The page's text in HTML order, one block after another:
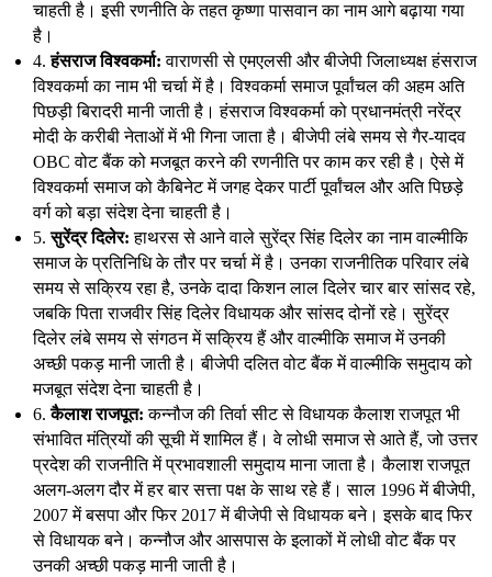
चाहती है। इसी रणनीति के तहत कृष्णा पासवान का नाम आगे बढ़ाया गया
है।
4.हंसराज विश्वकर्मा: वाराणसी से एमएलसी और बीजेपी जिलाध्यक्ष हंसराज
विश्वकर्मा का नाम भी चर्चा में है। विश्वकर्मा समाज पूर्वांचल की अहम अति
पिछड़ी बिरादरी मानी जाती है। हंसराज विश्वकर्मा को प्रधानमंत्री नरेंद्र
मोदी के करीबी नेताओं में भी गिना जाता है। बीजेपी लंबे समय से गैर-यादव
OBC वोट बैंक को मजबूत करने की रणनीति पर काम कर रही है। ऐसे में
विश्वकर्मा समाज को कैबिनेट में जगह देकर पार्टी पूर्वांचल और अति पिछड़े
वर्ग को बड़ा संदेश देना चाहती है।
5.सुरेंद्र दिलेर: हाथरस से आने वाले सुरेंद्र सिंह दिलेर का नाम वाल्मीकि
समाज के प्रतिनिधि के तौर पर चर्चा में है। उनका राजनीतिक परिवार लंबे
समय से सक्रिय रहा है, उनके दादा किशन लाल दिलेर चार बार सांसद रहे,
जबकि पिता राजवीर सिंह दिलेर विधायक और सांसद दोनों रहे। सुरेंद्र
दिलेर लंबे समय से संगठन में सक्रिय हैं और वाल्मीकि समाज में उनकी
अच्छी पकड़ मानी जाती है। बीजेपी दलित वोट बैंक में वाल्मीकि समुदाय को
मजबूत संदेश देना चाहती है।
6.कैलाश राजपूत: कन्नौज की तिर्वा सीट से विधायक कैलाश राजपूत भी
संभावित मंत्रियों की सूची में शामिल हैं। वे लोधी समाज से आते हैं, जो उत्तर
प्रदेश की राजनीति में प्रभावशाली समुदाय माना जाता है। कैलाश राजपूत
अलग-अलग दौर में हर बार सत्ता पक्ष के साथ रहे हैं। साल 1996 में बीजेपी,
2007 में बसपा और फिर 2017 में बीजेपी से विधायक बने। इसके बाद फिर
से विधायक बने। कन्नौज और आसपास के इलाकों में लोधी वोट बैंक पर
उनकी अच्छी पकड़ मानी जाती है।